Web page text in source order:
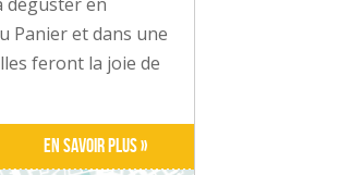
Panier et dans une
feront la joie de
En savoir plus »